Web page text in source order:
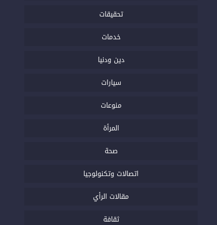
تحقيقات
خدمات
دين ودنيا
سيارات
منوعات
المرأة
صحة
اتصالات وتكنولوجيا
مقالات الرأي
ثقافة